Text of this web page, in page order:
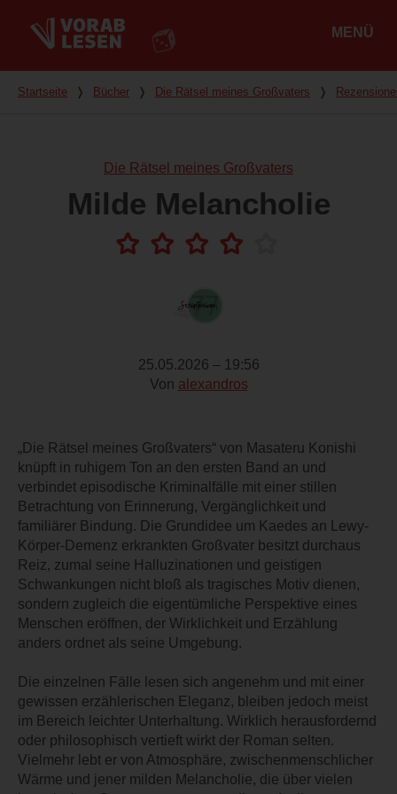
MENÜ
Du bist hier
Startseite ❭ Bücher ❭ Die Rätsel meines Großvaters ❭
Die Rätsel meines Großvaters
Milde Melancholie
25.05.2026 – 19:56
Von alexandros
„Die Rätsel meines Großvaters“ von Masateru Konishi
knüpft in ruhigem Ton an den ersten Band an und
verbindet episodische Kriminalfälle mit einer stillen
Betrachtung von Erinnerung, Vergänglichkeit und
familiärer Bindung. Die Grundidee um Kaedes an Lewy-
Körper-Demenz erkrankten Großvater besitzt durchaus
Reiz, zumal seine Halluzinationen und geistigen
Schwankungen nicht bloß als tragisches Motiv dienen,
sondern zugleich die eigentümliche Perspektive eines
Menschen eröffnen, der Wirklichkeit und Erzählung
anders ordnet als seine Umgebung.
Die einzelnen Fälle lesen sich angenehm und mit einer
gewissen erzählerischen Eleganz, bleiben jedoch meist
im Bereich leichter Unterhaltung. Wirklich herausfordernd
oder philosophisch vertieft wirkt der Roman selten.
Vielmehr lebt er von Atmosphäre, zwischenmenschlicher
Wärme und jener milden Melancholie, die über vielen